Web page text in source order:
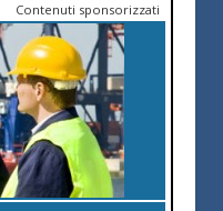
Contenuti sponsorizzati